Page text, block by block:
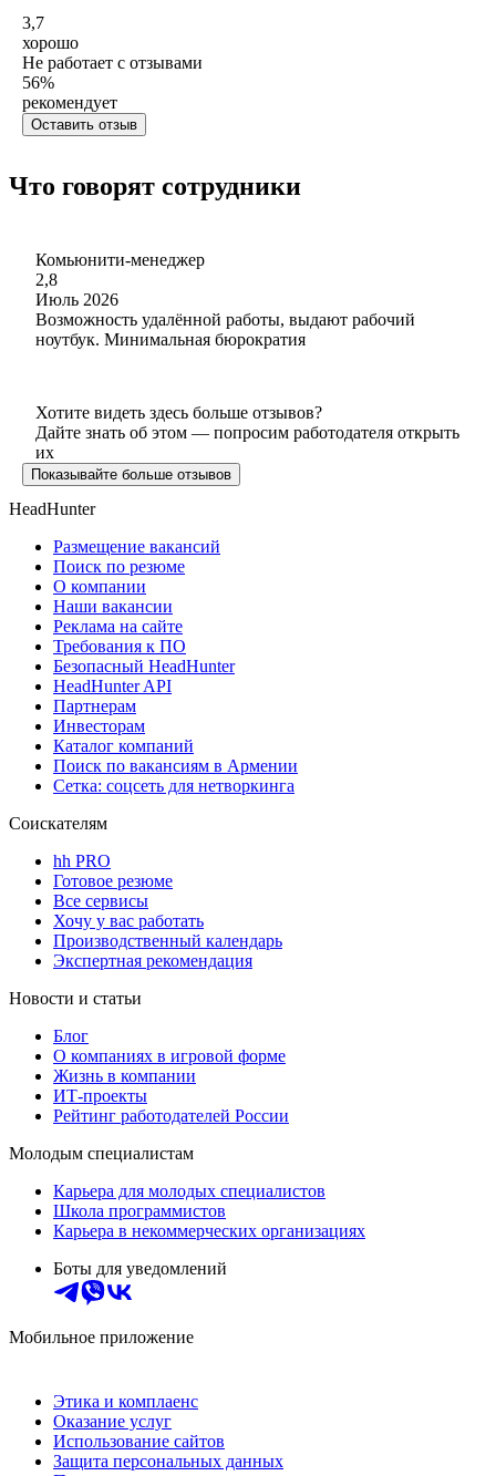
3,7
хорошо
Не работает с отзывами
56%
рекомендует
Оставить отзыв
Что говорят сотрудники
Комьюнити-менеджер
2,8
Июль 2026
Возможность удалённой работы, выдают рабочий
ноутбук. Минимальная бюрократия
Хотите видеть здесь больше отзывов?
Дайте знать об этом — попросим работодателя открыть
их
Показывайте больше отзывов
HeadHunter
Размещение вакансий
Поиск по резюме
О компании
Наши вакансии
Реклама на сайте
Требования к ПО
Безопасный HeadHunter
HeadHunter API
Партнерам
Инвесторам
Каталог компаний
Поиск по вакансиям в Армении
Сетка: соцсеть для нетворкинга
Соискателям
hh PRO
Готовое резюме
Все сервисы
Хочу у вас работать
Производственный календарь
Экспертная рекомендация
Новости и статьи
Блог
О компаниях в игровой форме
Жизнь в компании
ИТ-проекты
Рейтинг работодателей России
Молодым специалистам
Карьера для молодых специалистов
Школа программистов
Карьера в некоммерческих организациях
Боты для уведомлений
Мобильное приложение
Этика и комплаенс
Оказание услуг
Использование сайтов
Защита персональных данных